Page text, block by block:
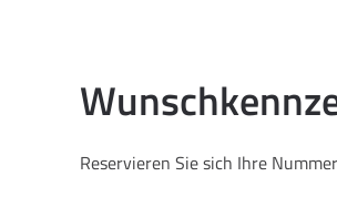
Reservieren Sie sich Ihre